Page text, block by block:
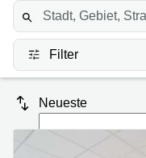
Coworking
Seminarraum
Virtual
Coworking
Space
Wien
Seminarraum
Wien
Geschäftsadresse
Ungar-
Platz 2
Ausstellungsstraße
50
11
Margaretenstraße
Preis
Anmelden
Filter
Neueste